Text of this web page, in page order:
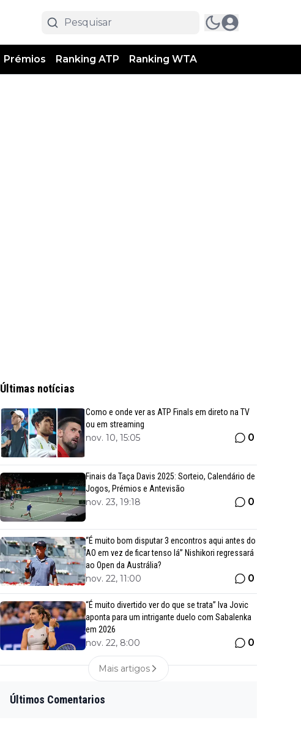
Prémios Ranking ATP Ranking WTA
Últimas notícias
Como e onde ver as ATP Finals em direto na TV
ou em streaming
nov. 10, 15:05 0
Finais da Taça Davis 2025: Sorteio, Calendário de
Jogos, Prémios e Antevisão
nov. 23, 19:18 0
“É muito bom disputar 3 encontros aqui antes do
AO em vez de ficar tenso lá” Nishikori regressará
ao Open da Austrália?
nov. 22, 11:00 0
“É muito divertido ver do que se trata” Iva Jovic
aponta para um intrigante duelo com Sabalenka
em 2026
nov. 22, 8:00 0
Mais artigos
Últimos Comentarios